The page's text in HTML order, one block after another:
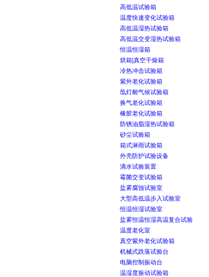
高低温试验箱
温度快速变化试验箱
高低温湿热试验箱
高低温交变湿热试验箱
恒温恒湿箱
烘箱|真空干燥箱
冷热冲击试验箱
紫外老化试验箱
氙灯耐气候试验箱
换气老化试验箱
橡胶老化试验箱
防锈油脂湿热试验箱
砂尘试验箱
箱式淋雨试验箱
外壳防护试验设备
滴水试验装置
霉菌交变试验箱
盐雾腐蚀试验室
大型高低温步入试验室
恒温恒湿试验室
盐雾恒温恒湿高温复合试验
温度老化室
真空紫外老化试验箱
机械式跌落试验台
电脑控制振动台
温湿度振动试验箱